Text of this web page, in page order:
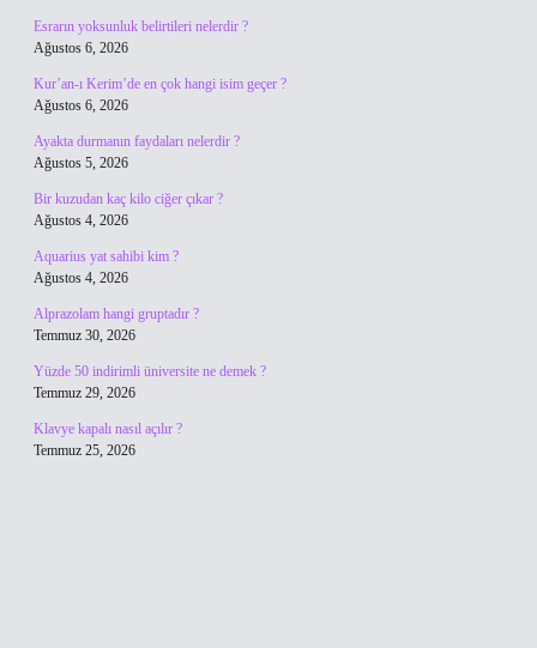
Esrarın yoksunluk belirtileri nelerdir ?
Ağustos 6, 2026
Kur’an-ı Kerim’de en çok hangi isim geçer ?
Ağustos 6, 2026
Ayakta durmanın faydaları nelerdir ?
Ağustos 5, 2026
Bir kuzudan kaç kilo ciğer çıkar ?
Ağustos 4, 2026
Aquarius yat sahibi kim ?
Ağustos 4, 2026
Alprazolam hangi gruptadır ?
Temmuz 30, 2026
Yüzde 50 indirimli üniversite ne demek ?
Temmuz 29, 2026
Klavye kapalı nasıl açılır ?
Temmuz 25, 2026